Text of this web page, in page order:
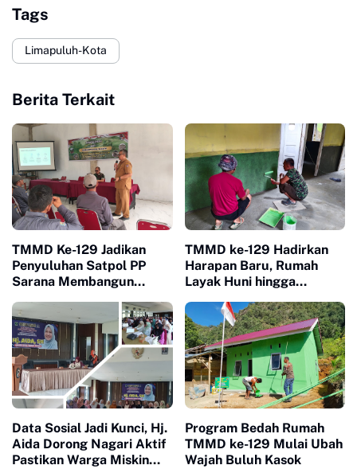
Tags
Limapuluh-Kota
Berita Terkait
TMMD Ke-129 Jadikan
Penyuluhan Satpol PP
Sarana Membangun
Ketertiban
TMMD ke-129 Hadirkan
Harapan Baru, Rumah
Layak Huni hingga
Kehidupan Warga Buluh
Kasok
Data Sosial Jadi Kunci, Hj.
Aida Dorong Nagari Aktif
Pastikan Warga Miskin
Program Bedah Rumah
TMMD ke-129 Mulai Ubah
Wajah Buluh Kasok